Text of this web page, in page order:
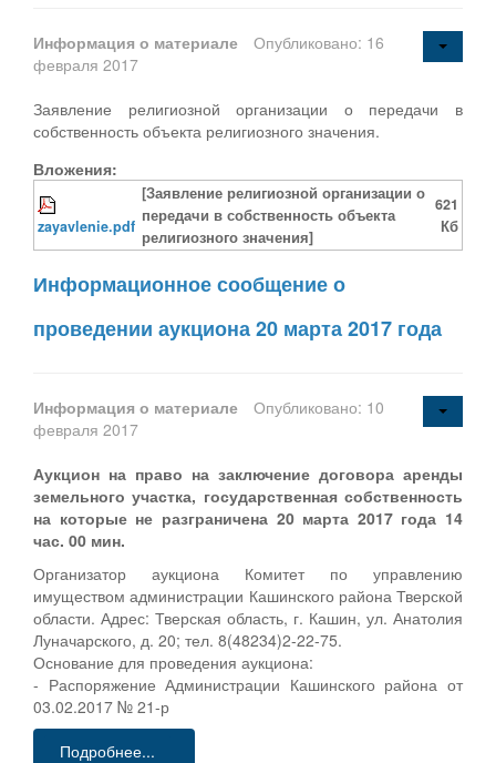
Информация о материале
Опубликовано: 16
февраля 2017
Заявление религиозной организации о передачи в
собственность объекта религиозного значения.
Вложения:
zayavlenie.pdf
[Заявление религиозной организации о
передачи в собственность объекта
религиозного значения]
621
Кб
Информационное сообщение о
проведении аукциона 20 марта 2017 года
Информация о материале
Опубликовано: 10
февраля 2017
Аукцион на право на заключение договора аренды
земельного участка, государственная собственность
на которые не разграничена 20 марта 2017 года 14
час. 00 мин.
Организатор аукциона Комитет по управлению
имуществом администрации Кашинского района Тверской
области. Адрес: Тверская область, г. Кашин, ул. Анатолия
Луначарского, д. 20; тел. 8(48234)2-22-75.
Основание для проведения аукциона:
- Распоряжение Администрации Кашинского района от
03.02.2017 № 21-р
Подробнее...